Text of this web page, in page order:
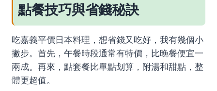
點餐技巧與省錢秘訣
吃嘉義平價日本料理，想省錢又吃好，我有幾個小
撇步。首先，午餐時段通常有特價，比晚餐便宜一
兩成。再來，點套餐比單點划算，附湯和甜點，整
體更超值。